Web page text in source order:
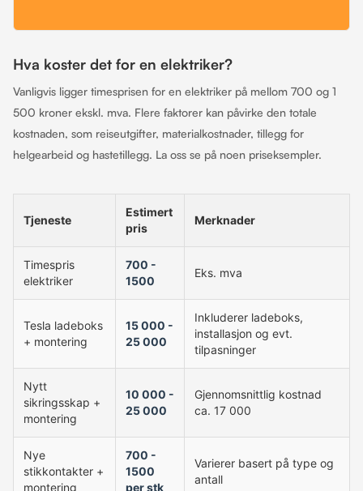
Hva koster det for en elektriker?
Vanligvis ligger timesprisen for en elektriker på mellom 700 og 1
500 kroner ekskl. mva. Flere faktorer kan påvirke den totale
kostnaden, som reiseutgifter, materialkostnader, tillegg for
helgearbeid og hastetillegg. La oss se på noen priseksempler.
Tjeneste
Estimert
pris
Merknader
Timespris
elektriker
700 -
1500
Eks. mva
Tesla ladeboks
+ montering
15 000 -
25 000
Inkluderer ladeboks,
installasjon og evt.
tilpasninger
Nytt
sikringsskap +
montering
10 000 -
25 000
Gjennomsnittlig kostnad
ca. 17 000
Nye
stikkontakter +
montering
700 -
1500
per stk
Varierer basert på type og
antall